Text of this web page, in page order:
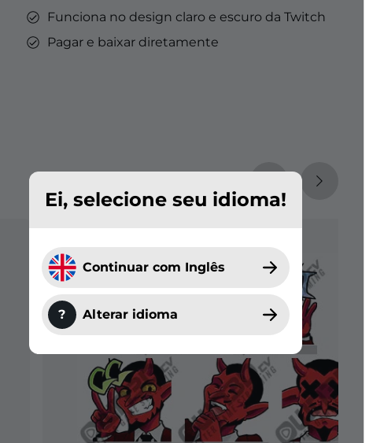
Ei, selecione seu idioma!
Continuar com Inglês
? Alterar idioma
Funciona no design claro e escuro da Twitch
Pagar e baixar diretamente